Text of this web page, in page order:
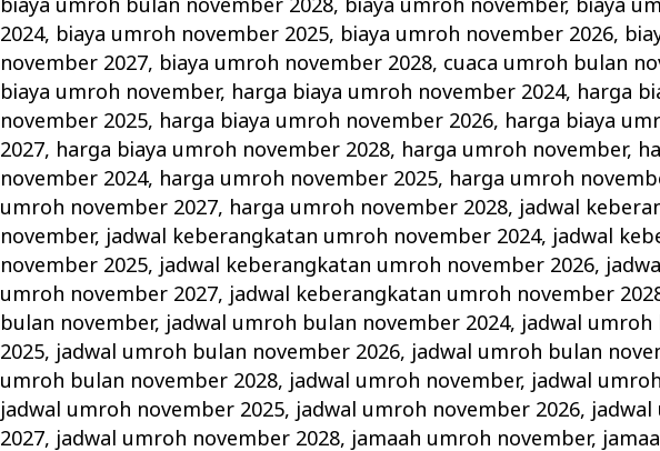
biaya umroh bulan november 2028, biaya umroh november, biaya
2024, biaya umroh november 2025, biaya umroh november 2026,
november 2027, biaya umroh november 2028, cuaca umroh bulan
biaya umroh november, harga biaya umroh november 2024, harga
november 2025, harga biaya umroh november 2026, harga biaya
2027, harga biaya umroh november 2028, harga umroh november,
november 2024, harga umroh november 2025, harga umroh
umroh november 2027, harga umroh november 2028, jadwal
november, jadwal keberangkatan umroh november 2024, jadwal
november 2025, jadwal keberangkatan umroh november 2026,
umroh november 2027, jadwal keberangkatan umroh november
bulan november, jadwal umroh bulan november 2024, jadwal
2025, jadwal umroh bulan november 2026, jadwal umroh bulan
umroh bulan november 2028, jadwal umroh november, jadwal
jadwal umroh november 2025, jadwal umroh november 2026,
2027, jadwal umroh november 2028, jamaah umroh november,